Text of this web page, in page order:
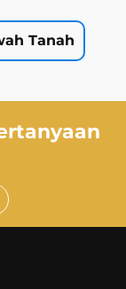
Tanah